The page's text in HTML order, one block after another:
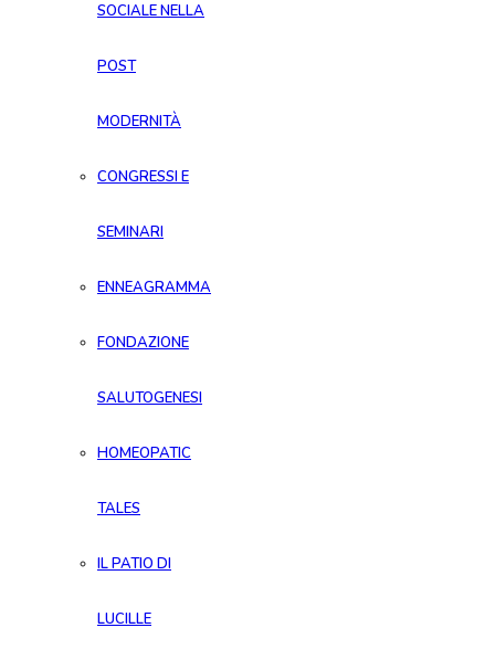
SOCIALE NELLA
POST
MODERNITÀ
CONGRESSI E
SEMINARI
ENNEAGRAMMA
FONDAZIONE
SALUTOGENESI
HOMEOPATIC
TALES
IL PATIO DI
LUCILLE